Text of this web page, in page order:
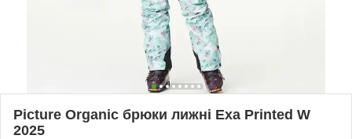
Picture Organic брюки лижні Exa Printed W
2025